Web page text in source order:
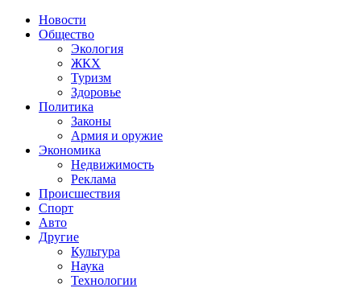
Новости
Общество
Экология
ЖКХ
Туризм
Здоровье
Политика
Законы
Армия и оружие
Экономика
Недвижимость
Реклама
Происшествия
Спорт
Авто
Другие
Культура
Наука
Технологии